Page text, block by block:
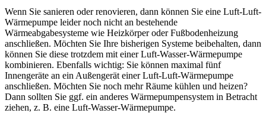
Wenn Sie sanieren oder renovieren, dann können Sie eine Luft-Luft-
Wärmepumpe leider noch nicht an bestehende
Wärmeabgabesysteme wie Heizkörper oder Fußbodenheizung
anschließen. Möchten Sie Ihre bisherigen Systeme beibehalten, dann
können Sie diese trotzdem mit einer Luft-Wasser-Wärmepumpe
kombinieren. Ebenfalls wichtig: Sie können maximal fünf
Innengeräte an ein Außengerät einer Luft-Luft-Wärmepumpe
anschließen. Möchten Sie noch mehr Räume kühlen und heizen?
Dann sollten Sie ggf. ein anderes Wärmepumpensystem in Betracht
ziehen, z. B. eine Luft-Wasser-Wärmepumpe.